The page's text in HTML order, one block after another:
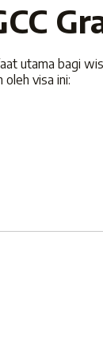
utama bagi
visa ini: